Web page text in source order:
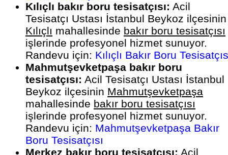
Kılıçlı bakır boru tesisatçısı: Acil
Tesisatçı Ustası İstanbul Beykoz ilçesinin
Kılıçlı mahallesinde bakır boru tesisatçısı
işlerinde profesyonel hizmet sunuyor.
Randevu için: Kılıçlı Bakır Boru
Mahmutşevketpaşa bakır boru
tesisatçısı: Acil Tesisatçı Ustası İstanbul
Beykoz ilçesinin Mahmutşevketpaşa
mahallesinde bakır boru tesisatçısı
işlerinde profesyonel hizmet sunuyor.
Randevu için: Mahmutşevketpaşa Bakır
Boru Tesisatçısı
Merkez bakır boru tesisatçısı: Acil